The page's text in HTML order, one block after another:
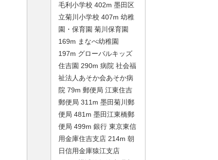
毛利小学校 402m 墨田区
立菊川小学校 407m 幼稚
園・保育園 菊川保育園
169m まなべ幼稚園
197m グローバルキッズ
住吉園 290m 病院 社会福
祉法人あそか会あそか病
院 79m 郵便局 江東住吉
郵便局 311m 墨田菊川郵
便局 481m 墨田江東橋郵
便局 499m 銀行 東京東信
用金庫住吉支店 214m 朝
日信用金庫猿江支店